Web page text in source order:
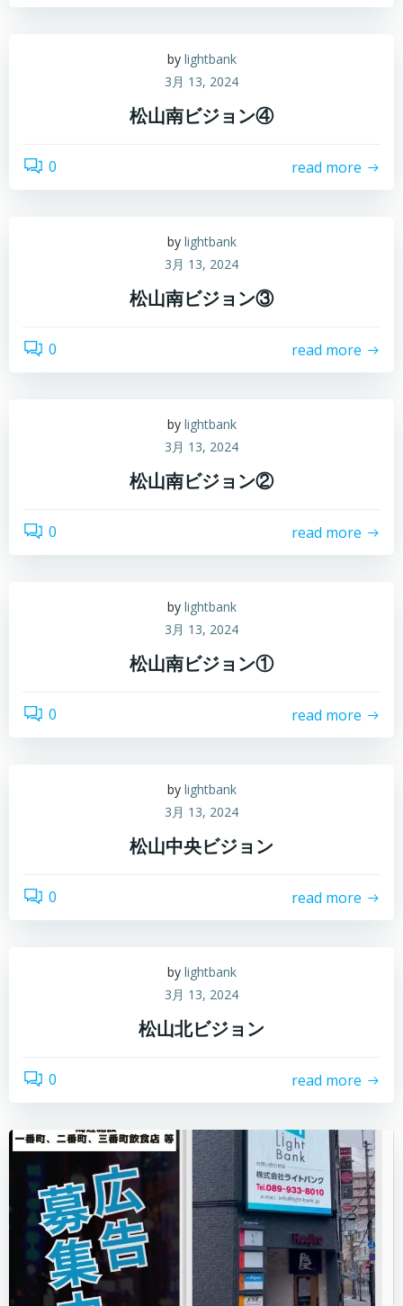
by lightbank
3月 13, 2024
松山南ビジョン④
0 read more
by lightbank
3月 13, 2024
松山南ビジョン③
0 read more
by lightbank
3月 13, 2024
松山南ビジョン②
0 read more
by lightbank
3月 13, 2024
松山南ビジョン①
0 read more
by lightbank
3月 13, 2024
松山中央ビジョン
0 read more
by lightbank
3月 13, 2024
松山北ビジョン
0 read more